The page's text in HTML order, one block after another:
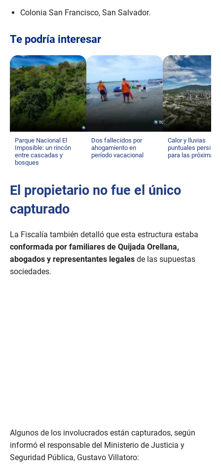
Colonia San Francisco, San Salvador.
Te podría interesar
Parque Nacional El
Imposible: un rincón
entre cascadas y
bosques
Dos fallecidos por
ahogamiento en
período vacacional
Calor y lluvias
puntuales
para las próximas
El propietario no fue el único
capturado
La Fiscalía también detalló que esta estructura estaba
conformada por familiares de Quijada Orellana,
abogados y representantes legales de las supuestas
sociedades.
Algunos de los involucrados están capturados, según
informó el responsable del Ministerio de Justicia y
Seguridad Pública, Gustavo Villatoro: